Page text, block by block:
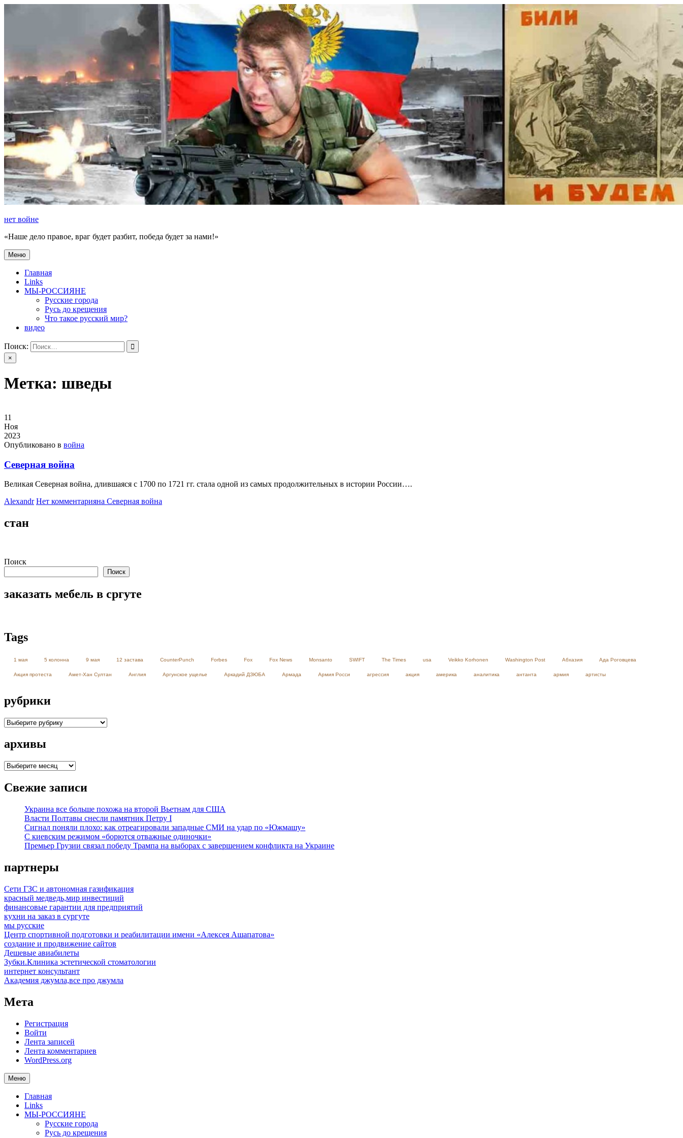
нет войне
«Наше дело правое, враг будет разбит, победа будет за нами!»
нет войне
«Наше дело правое, враг будет разбит, победа будет за нами!»
Меню
Главная
Links
МЫ-РОССИЯНЕ
Русские города
Русь до крещения
Что такое русский мир?
видео
Поиск:
×
Метка: шведы
11
Ноя
2023
Опубликовано в война
Северная война
Великая Северная война, длившаяся с 1700 по 1721 гг. стала одной из самых продолжительных в истории России….
Alexandr Нет комментарияна Северная война
стан
Поиск
Поиск
заказать мебель в сргуте
Tags
1 мая 5 колонна 9 мая 12 застава CounterPunch Forbes Fox Fox News Monsanto SWIFT The Times usa Veikko Korhonen Washington Post Абхазия Ада Роговцева
Акция протеста Амет-Хан Султан Англия Аргунское ущелье Аркадий ДЗЮБА Армада Армия Росси агрессия акция америка аналитика антанта армия артисты
рубрики
рубрики
архивы
архивы
Свежие записи
Украина все больше похожа на второй Вьетнам для США
Власти Полтавы снесли памятник Петру I
Сигнал поняли плохо: как отреагировали западные СМИ на удар по «Южмашу»
С киевским режимом «борются отважные одиночки»
Премьер Грузии связал победу Трампа на выборах с завершением конфликта на Украине
партнеры
Сети ГЗС и автономная газификация
красный медведь,мир инвестиций
финансовые гарантии для предприятий
кухни на заказ в сургуте
мы русские
Центр спортивной подготовки и реабилитации имени «Алексея Ашапатова»
создание и продвижение сайтов
Дешевые авиабилеты
Зубки.Клиника эстетической стоматологии
интернет консультант
Академия джумла,все про джумла
Мета
Регистрация
Войти
Лента записей
Лента комментариев
WordPress.org
Меню
Главная
Links
МЫ-РОССИЯНЕ
Русские города
Русь до крещения